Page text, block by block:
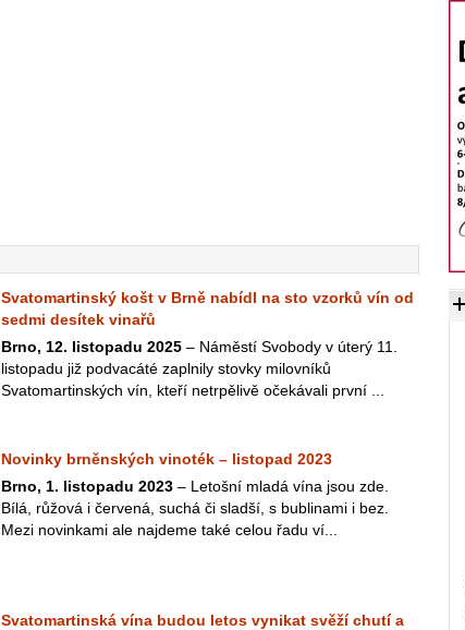
Svatomartinský košt v Brně nabídl na sto vzorků vín od
sedmi desítek vinařů
Brno, 12. listopadu 2025 – Náměstí Svobody v úterý 11.
listopadu již podvacáté zaplnily stovky milovníků
Svatomartinských vín, kteří netrpělivě očekávali první ...
Novinky brněnských vinoték – listopad 2023
Brno, 1. listopadu 2023 – Letošní mladá vína jsou zde.
Bílá, růžová i červená, suchá či sladší, s bublinami i bez.
Mezi novinkami ale najdeme také celou řadu ví...
Svatomartinská vína budou letos vynikat svěží chutí a